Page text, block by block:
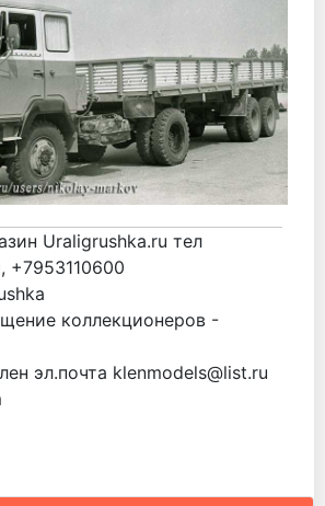
Uraligrushka.ru тел
+7953110600
коллекционеров -
эл.почта klenmodels@list.ru